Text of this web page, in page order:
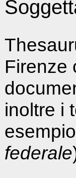
Firenze
inoltre i
federale